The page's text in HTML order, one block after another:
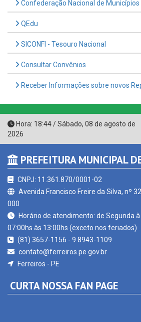
QEdu
SICONFI - Tesouro Nacional
Consultar Convênios
Receber Informações sobre novos
Hora:18:44/Sábado,08 de agosto de
2026
PREFEITURA MUNICIPAL
CNPJ: 11.361.870/0001-02
000
Horário de atendimento: de Segunda à
contato@ferreiros.pe.gov.br
Ferreiros - PE
CURTA NOSSA FAN PAGE